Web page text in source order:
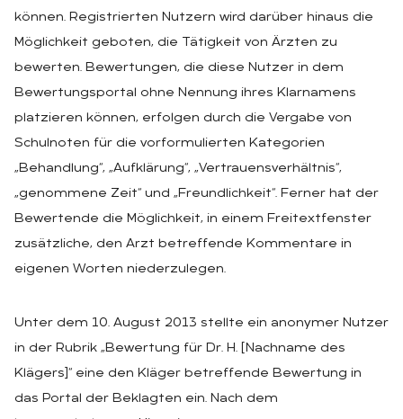
können. Registrierten Nutzern wird darüber hinaus die
Möglichkeit geboten, die Tätigkeit von Ärzten zu
bewerten. Bewertungen, die diese Nutzer in dem
Bewertungsportal ohne Nennung ihres Klarnamens
platzieren können, erfolgen durch die Vergabe von
Schulnoten für die vorformulierten Kategorien
„Behandlung“, „Aufklärung“, „Vertrauensverhältnis“,
„genommene Zeit“ und „Freundlichkeit“. Ferner hat der
Bewertende die Möglichkeit, in einem Freitextfenster
zusätzliche, den Arzt betreffende Kommentare in
eigenen Worten niederzulegen.
Unter dem 10. August 2013 stellte ein anonymer Nutzer
in der Rubrik „Bewertung für Dr. H. [Nachname des
Klägers]“ eine den Kläger betreffende Bewertung in
das Portal der Beklagten ein. Nach dem